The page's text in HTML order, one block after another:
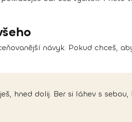
návyk. Pokud chceš,
hned dolij. Ber si láhev s